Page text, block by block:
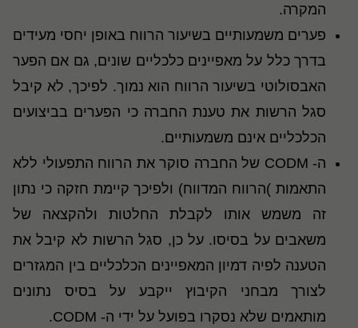
המקרה.
פערים משמעותיים בשיעור הרווח באופן יחסי מעידים
בדרך כלל על מאפיינים כלכליים שונים, גם אם הפער
האבסולוטי בשיעור הרווח הוא נמוך. לפיכך, לא קיבל
סגל הרשות את טענת החברה כי הפערים בביצועים
הכלכליים אינם משמעותיים.
ה- CODM של החברה סוקר את הרווח התפעולי ללא
התאמות )הרווח המדווח) ולפיכך קיימת חזקה כי נתון
זה משמש אותו לקבלת החלטות ולהקצאה של
משאבים על בסיסו. על כן, סגל הרשות לא קיבל את
הטענה לפיה דמיון המאפיינים הכלכליים בין המגזרים
לצורך מבחני הקיבוץ ייקבע על בסיס נתונים
מותאמים שלא נסקרו בפועל על ידי ה- CODM
.